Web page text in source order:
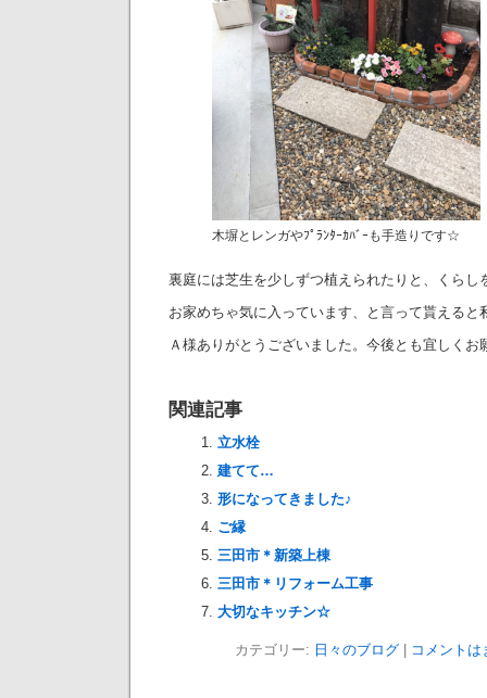
木塀とレンガやﾌﾟﾗﾝﾀｰｶﾊﾞｰも手造りです☆
裏庭には芝生を少しずつ植えられたりと、くらし
お家めちゃ気に入っています、と言って貰えると
Ａ様ありがとうございました。今後とも宜しくお
関連記事
立水栓
建てて…
形になってきました♪
ご縁
三田市＊新築上棟
三田市＊リフォーム工事
大切なキッチン☆
カテゴリー: 日々のブログ| コメントは